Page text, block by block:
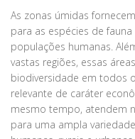
As zonas úmidas
para as espécies de
populações humanas.
vastas regiões, essas
biodiversidade em todos
relevante de caráter
mesmo tempo, atendem
para uma ampla